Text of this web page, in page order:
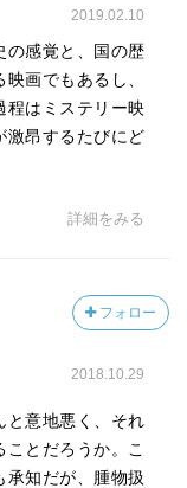
？という部分に対
方にお願いした
次第で…」とちょ
とことば」のニ
であきらめたと
かりが突き刺さ
だろうな…とい感
2019.02.10
の感覚と、国の歴
画でもあるし、
程はミステリー映
激昂するたびにど
詳細をみる
フォロー
2018.10.29
と意地悪く、それ
とだろうか。こ
承知だが、腫物扱